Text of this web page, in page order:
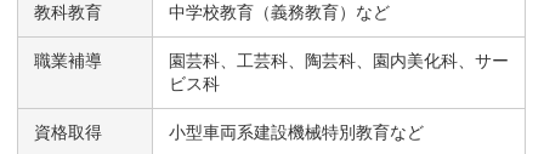
教科教育 中学校教育（義務教育）など
職業補導
園芸科、工芸科、陶芸科、園内美化科、サー
ビス科
資格取得 小型車両系建設機械特別教育など